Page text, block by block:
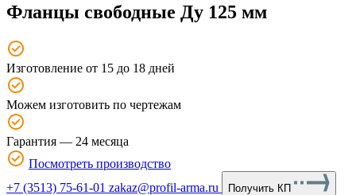
Фланцы свободные Ду 125 мм
Изготовление от 15 до 18 дней
Можем изготовить по чертежам
Гарантия — 24 месяца
Посмотреть производство
+7 (3513) 75-61-01 zakaz@profil-arma.ru Получить КП